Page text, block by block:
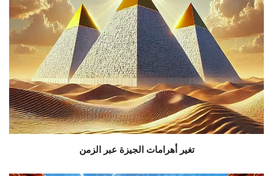
تغير أهرامات الجيزة عبر الزمن